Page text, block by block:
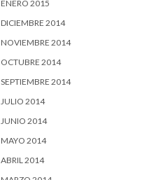
ENERO 2015
DICIEMBRE 2014
NOVIEMBRE 2014
OCTUBRE 2014
SEPTIEMBRE 2014
JULIO 2014
JUNIO 2014
MAYO 2014
ABRIL 2014